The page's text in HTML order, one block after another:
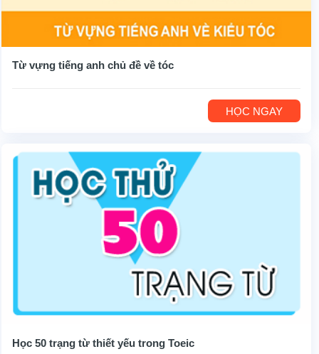
Từ vựng tiếng anh chủ đề về tóc
HỌC NGAY
Học 50 trạng từ thiết yếu trong Toeic